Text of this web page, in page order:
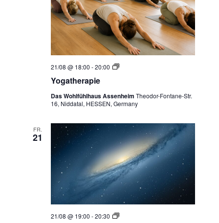
Yogatherapie
21/08 @ 18:00 -20:00
Y
t
h
i
e
Das Wohlfühlhaus Assenheim Theodor-Fontane-Str.
16, Niddatal, HESSEN, Germany
FR.
21
21/08 @ 19:00 -20:30
D